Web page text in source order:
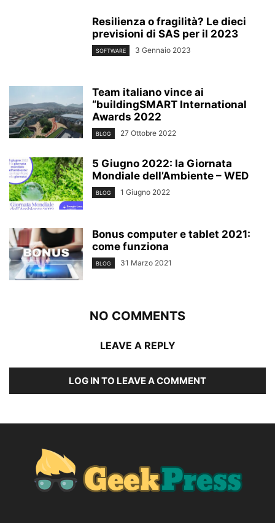
Resilienza o fragilità? Le dieci
previsioni di SAS per il 2023
SOFTWARE 3 Gennaio 2023
Team italiano vince ai
“buildingSMART International
Awards 2022
BLOG 27 Ottobre 2022
5 Giugno 2022: la Giornata
Mondiale dell’Ambiente – WED
BLOG 1 Giugno 2022
Bonus computer e tablet 2021:
come funziona
BLOG 31 Marzo 2021
NO COMMENTS
LEAVE A REPLY
LOG IN TO LEAVE A COMMENT